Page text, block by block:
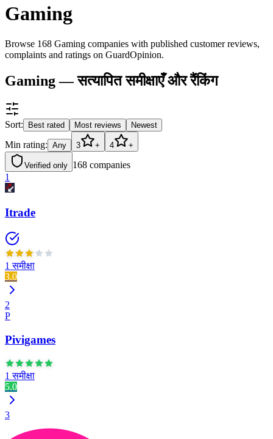
Gaming
Browse 168 Gaming companies with published customer reviews,
complaints and ratings on GuardOpinion.
Gaming — सत्यापित समीक्षाएँ और रैंकिंग
Sort: Best rated Most reviews Newest
Min rating: Any 3 + 4 +
Verified only 168 companies
1
Itrade
1 समीक्षा
3.0
2
P
Pivigames
1 समीक्षा
5.0
3